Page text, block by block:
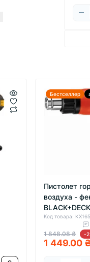
Бестселлер
Пистолет
воздуха -
Код товара:
1 848.08 ₴ -
1 449.00